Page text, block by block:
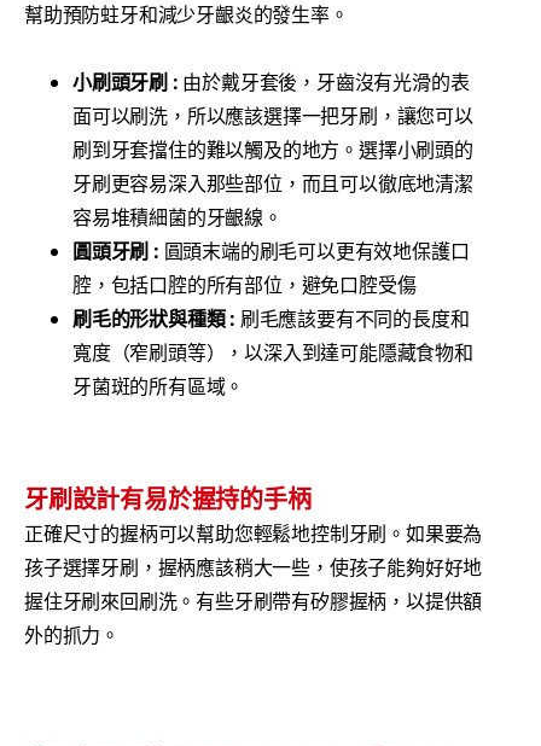
幫助預防蛀牙和減少牙齦炎的發生率。
小刷頭牙刷 : 由於戴牙套後，牙齒沒有光滑的表
面可以刷洗，所以應該選擇一把牙刷，讓您可以
刷到牙套擋住的難以觸及的地方。選擇小刷頭的
牙刷更容易深入那些部位，而且可以徹底地清潔
容易堆積細菌的牙齦線。
圓頭牙刷 : 圓頭末端的刷毛可以更有效地保護口
腔，包括口腔的所有部位，避免口腔受傷
刷毛的形狀與種類 : 刷毛應該要有不同的長度和
寬度（窄刷頭等），以深入到達可能隱藏食物和
牙菌斑的所有區域。
牙刷設計有易於握持的手柄
正確尺寸的握柄可以幫助您輕鬆地控制牙刷。如果要為
孩子選擇牙刷，握柄應該稍大一些，使孩子能夠好好地
握住牙刷來回刷洗。有些牙刷帶有矽膠握柄，以提供額
外的抓力。